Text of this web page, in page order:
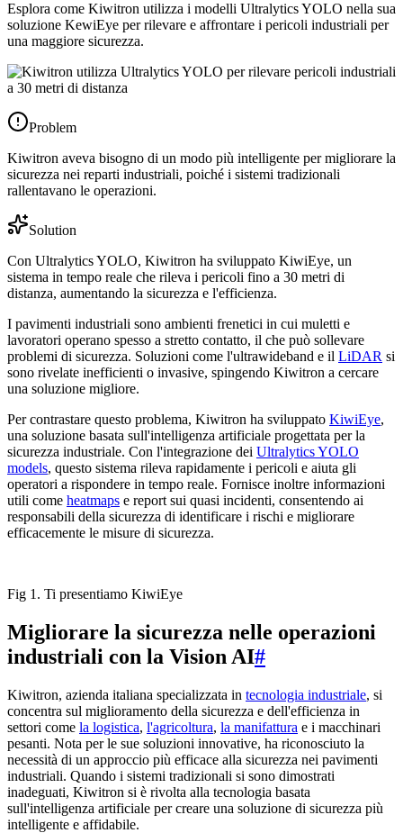
Esplora come Kiwitron utilizza i modelli Ultralytics YOLO nella sua
soluzione KewiEye per rilevare e affrontare i pericoli industriali per
una maggiore sicurezza.
Problem
Kiwitron aveva bisogno di un modo più intelligente per migliorare la
sicurezza nei reparti industriali, poiché i sistemi tradizionali
rallentavano le operazioni.
Solution
Con Ultralytics YOLO, Kiwitron ha sviluppato KiwiEye, un
sistema in tempo reale che rileva i pericoli fino a 30 metri di
distanza, aumentando la sicurezza e l'efficienza.
I pavimenti industriali sono ambienti frenetici in cui muletti e
lavoratori operano spesso a stretto contatto, il che può sollevare
problemi di sicurezza. Soluzioni come l'ultrawideband e il LiDAR si
sono rivelate inefficienti o invasive, spingendo Kiwitron a cercare
una soluzione migliore.
Per contrastare questo problema, Kiwitron ha sviluppato KiwiEye,
una soluzione basata sull'intelligenza artificiale progettata per la
sicurezza industriale. Con l'integrazione dei Ultralytics YOLO
models, questo sistema rileva rapidamente i pericoli e aiuta gli
operatori a rispondere in tempo reale. Fornisce inoltre informazioni
utili come heatmaps e report sui quasi incidenti, consentendo ai
responsabili della sicurezza di identificare i rischi e migliorare
efficacemente le misure di sicurezza.
Fig 1. Ti presentiamo KiwiEye
Migliorare la sicurezza nelle operazioni
industriali con la Vision AI#
Kiwitron, azienda italiana specializzata in tecnologia industriale, si
concentra sul miglioramento della sicurezza e dell'efficienza in
settori come la logistica, l'agricoltura, la manifattura e i macchinari
pesanti. Nota per le sue soluzioni innovative, ha riconosciuto la
necessità di un approccio più efficace alla sicurezza nei pavimenti
industriali. Quando i sistemi tradizionali si sono dimostrati
inadeguati, Kiwitron si è rivolta alla tecnologia basata
sull'intelligenza artificiale per creare una soluzione di sicurezza più
intelligente e affidabile.